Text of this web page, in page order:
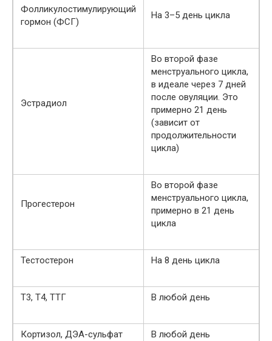
Фолликулостимулирующий
гормон (ФСГ)
На 3–5 день цикла
Эстрадиол
Во второй фазе
менструального цикла,
в идеале через 7 дней
после овуляции. Это
примерно 21 день
(зависит от
продолжительности
цикла)
Прогестерон
Во второй фазе
менструального цикла,
примерно в 21 день
цикла
Тестостерон На 8 день цикла
Т3, Т4, ТТГ В любой день
Кортизол, ДЭА-сульфат В любой день